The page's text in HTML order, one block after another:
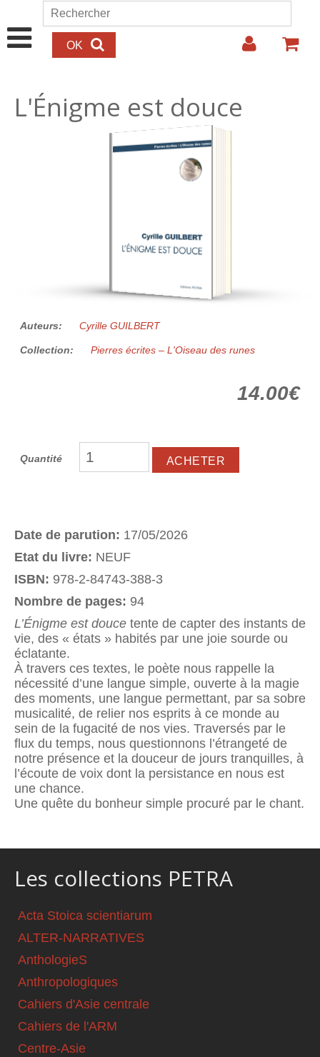
Aller au contenu principal
Formulaire de recherche
Rechercher
L'Énigme est douce
14.00€
Auteurs: Cyrille GUILBERT
Collection: Pierres écrites – L'Oiseau des runes
14.00€
Quantité
Date de parution: 17/05/2026
Etat du livre: NEUF
ISBN: 978-2-84743-388-3
Nombre de pages: 94
L’Énigme est douce tente de capter des instants de
vie, des « états » habités par une joie sourde ou
éclatante.
À travers ces textes, le poète nous rappelle la
nécessité d’une langue simple, ouverte à la magie
des moments, une langue permettant, par sa sobre
musicalité, de relier nos esprits à ce monde au
sein de la fugacité de nos vies. Traversés par le
flux du temps, nous questionnons l’étrangeté de
notre présence et la douceur de jours tranquilles, à
l’écoute de voix dont la persistance en nous est
une chance.
Une quête du bonheur simple procuré par le chant.
Les collections PETRA
Acta Stoica scientiarum
ALTER-NARRATIVES
AnthologieS
Anthropologiques
Cahiers d'Asie centrale
Cahiers de l'ARM
Centre-Asie